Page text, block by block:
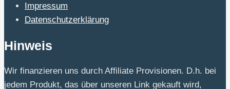
Impressum
Datenschutzerklärung
Hinweis
Wir finanzieren uns durch Affiliate Provisionen. D.h. bei
jedem Produkt, das über unseren Link gekauft wird,